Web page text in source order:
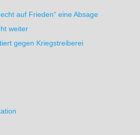
auf Frieden“ eine Absage
weiter
gegen Kriegstreiberei